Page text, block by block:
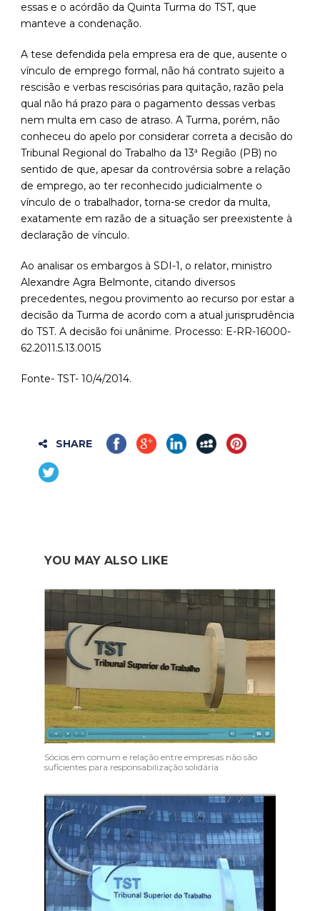
essas e o acórdão da Quinta Turma do TST, que
manteve a condenação.
A tese defendida pela empresa era de que, ausente o
vínculo de emprego formal, não há contrato sujeito a
rescisão e verbas rescisórias para quitação, razão pela
qual não há prazo para o pagamento dessas verbas
nem multa em caso de atraso. A Turma, porém, não
conheceu do apelo por considerar correta a decisão do
Tribunal Regional do Trabalho da 13ª Região (PB) no
sentido de que, apesar da controvérsia sobre a relação
de emprego, ao ter reconhecido judicialmente o
vínculo de o trabalhador, torna-se credor da multa,
exatamente em razão de a situação ser preexistente à
declaração de vínculo.
Ao analisar os embargos à SDI-1, o relator, ministro
Alexandre Agra Belmonte, citando diversos
precedentes, negou provimento ao recurso por estar a
decisão da Turma de acordo com a atual jurisprudência
do TST. A decisão foi unânime. Processo: E-RR-16000-
62.2011.5.13.0015
Fonte- TST- 10/4/2014.
SHARE
YOU MAY ALSO LIKE
Sócios em comum e relação entre empresas não são
suficientes para responsabilização solidária